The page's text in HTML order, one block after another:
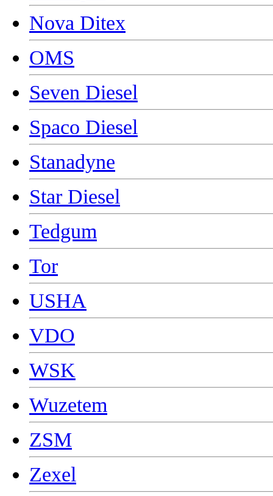
Nova Ditex
OMS
Seven Diesel
Spaco Diesel
Stanadyne
Star Diesel
Tedgum
Tor
USHA
VDO
WSK
Wuzetem
ZSM
Zexel